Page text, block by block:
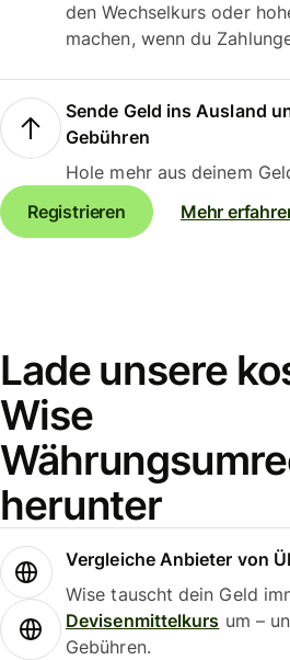
den Wechselkurs oder
machen, wenn du
Sende Geld ins Ausland
Gebühren
Hole mehr aus deinem
Registrieren
Mehr
Lade unsere
Wise
herunter
Vergleiche Anbieter von
Wise tauscht dein Geld
Devisenmittelkurs um –
Gebühren.